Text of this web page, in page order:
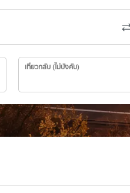
เที่ยวกลับ (ไม่บังคับ)